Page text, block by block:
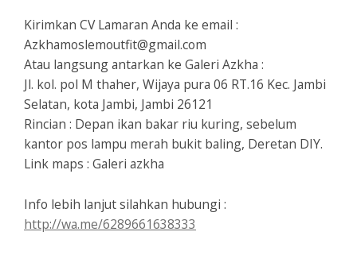
Kirimkan CV Lamaran Anda ke email :
Azkhamoslemoutfit@gmail.com
Atau langsung antarkan ke Galeri Azkha :
Jl. kol. pol M thaher, Wijaya pura 06 RT.16 Kec. Jambi
Selatan, kota Jambi, Jambi 26121
Rincian : Depan ikan bakar riu kuring, sebelum
kantor pos lampu merah bukit baling, Deretan DIY.
Link maps : Galeri azkha
Info lebih lanjut silahkan hubungi :
http://wa.me/6289661638333